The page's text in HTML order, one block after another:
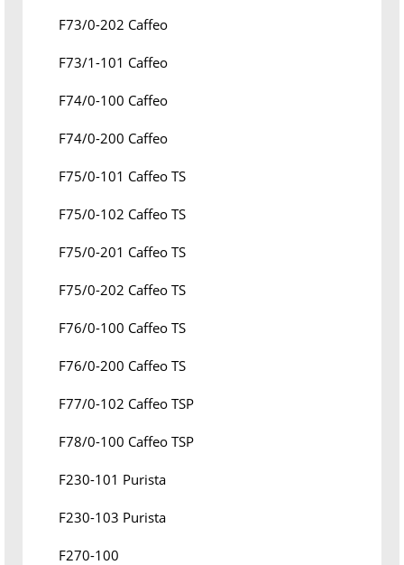
F73/0-202 Caffeo
F73/1-101 Caffeo
F74/0-100 Caffeo
F74/0-200 Caffeo
F75/0-101 Caffeo TS
F75/0-102 Caffeo TS
F75/0-201 Caffeo TS
F75/0-202 Caffeo TS
F76/0-100 Caffeo TS
F76/0-200 Caffeo TS
F77/0-102 Caffeo TSP
F78/0-100 Caffeo TSP
F230-101 Purista
F230-103 Purista
F270-100